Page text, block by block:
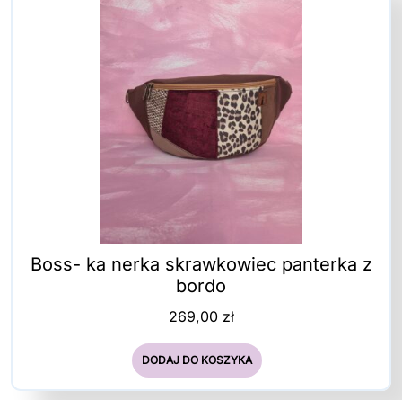
Boss- ka nerka skrawkowiec panterka z
bordo
269,00 zł
DODAJ DO KOSZYKA